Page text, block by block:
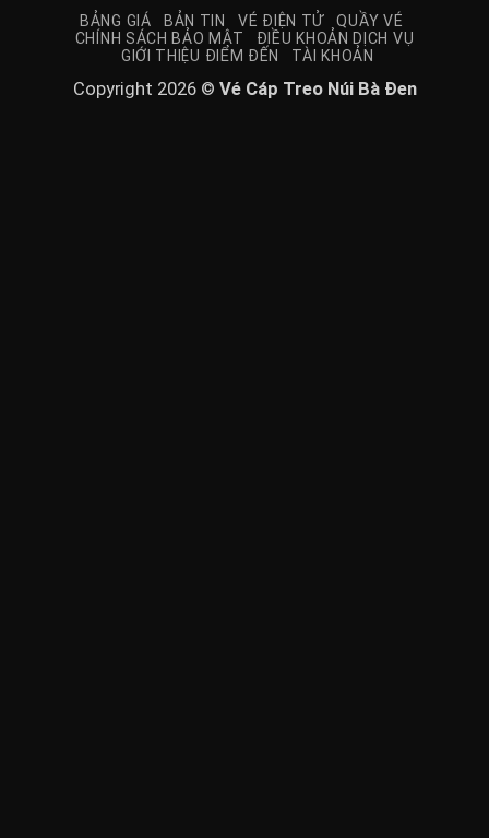
BẢNG GIÁ BẢN TIN VÉ ĐIỆN TỬ
QUẦY VÉ
CHÍNH SÁCH BẢO MẬT
ĐIỀU KHOẢN DỊCH VỤ
GIỚI THIỆU ĐIỂM ĐẾN
TÀI KHOẢN
Copyright 2026 © Vé Cáp Treo Núi Bà Đen